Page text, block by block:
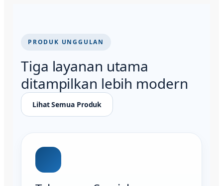
PRODUK UNGGULAN
Tiga layanan utama
ditampilkan lebih modern
Lihat Semua Produk